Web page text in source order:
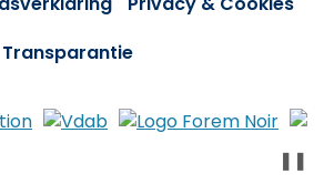
Transparantie
❚❚